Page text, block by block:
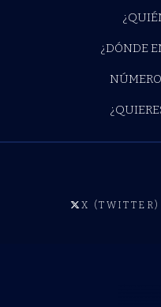
¿DÓNDE
X (TWITTER)